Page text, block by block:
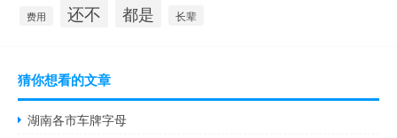
费用 还不 都是 长辈
猜你想看的文章
湖南各市车牌字母